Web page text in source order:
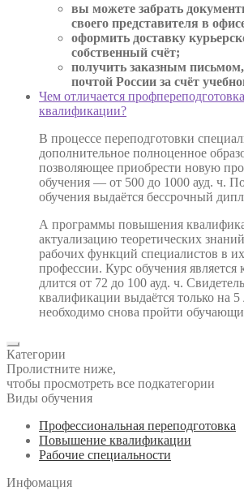
вы можете забрать
своего представителя в
оформить доставку
собственный счёт;
получить заказным
почтой России за счёт
Чем отличается
квалификации?
В процессе переподготовки
дополнительное полноценное
позволяющее приобрести новую
обучения — от 500 до 1000 ауд. ч.
обучения выдаётся бессрочный
А программы повышения
актуализацию теоретических
рабочих функций специалистов в
профессии. Курс обучения является
длится от 72 до 100 ауд. ч.
квалификации выдаётся только на 5
необходимо снова пройти
Категории
Пролистните ниже,
чтобы просмотреть все подкатегории
Виды обучения
Профессиональная переподготовка
Повышение квалификации
Рабочие специальности
Инфомация